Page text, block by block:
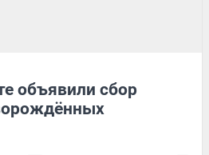
объявили сбор